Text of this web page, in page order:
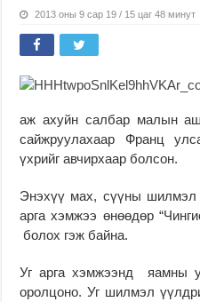
2013 оны 9 сар 19 / 15 цаг 48 минут
аж ахуйн салбар малын
сайжруулахаар Франц
үхрийг авчирхаар болсон.
Энэхүү мах, сүүны шилмэл
арга хэмжээ өнөөдөр
болох гэж байна.
Уг арга хэмжээнд яамны
оролцоно. Уг шилмэл